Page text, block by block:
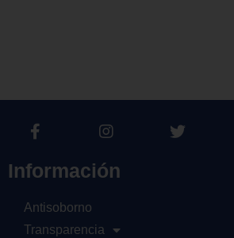
Información
Antisoborno
Transparencia